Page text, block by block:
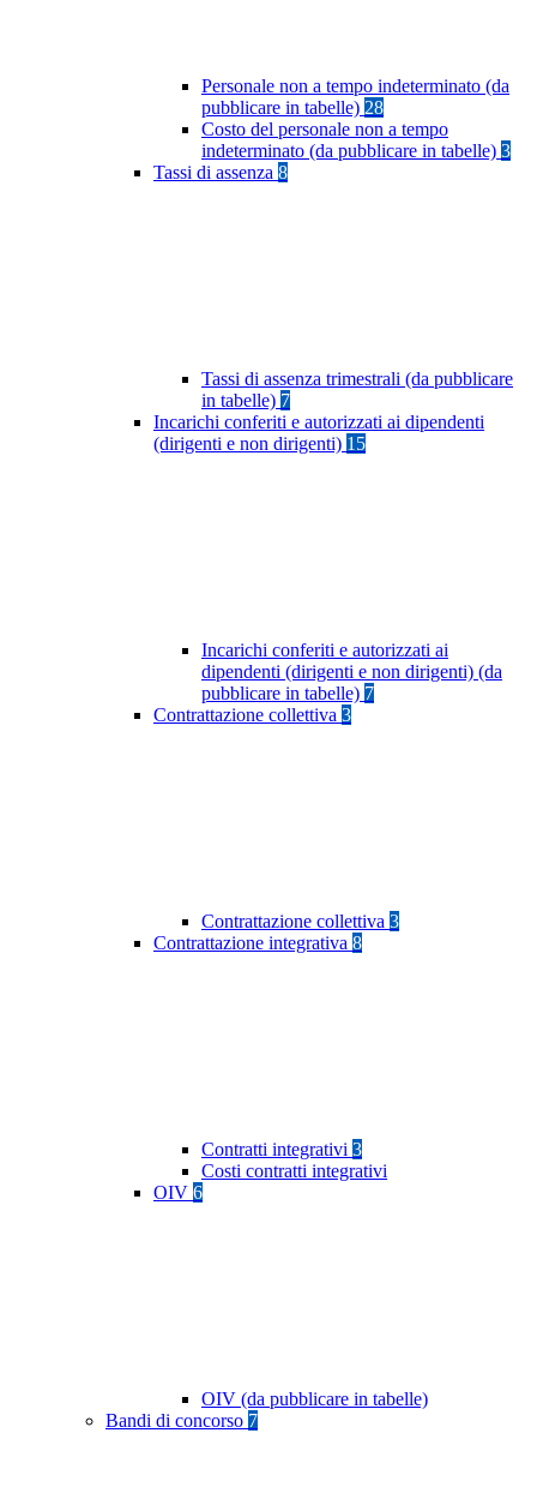
Personale non a tempo indeterminato (da
pubblicare in tabelle) 28
Costo del personale non a tempo
indeterminato (da pubblicare in tabelle) 3
Tassi di assenza 8
Tassi di assenza trimestrali (da pubblicare
in tabelle) 7
Incarichi conferiti e autorizzati ai dipendenti
(dirigenti e non dirigenti) 15
Incarichi conferiti e autorizzati ai
dipendenti (dirigenti e non dirigenti) (da
pubblicare in tabelle) 7
Contrattazione collettiva 3
Contrattazione collettiva 3
Contrattazione integrativa 8
Contratti integrativi 3
Costi contratti integrativi
OIV 6
OIV (da pubblicare in tabelle)
Bandi di concorso 7